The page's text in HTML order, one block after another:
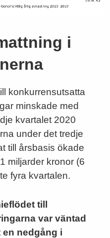
i
konkurrensutsatta
minskade med
kvartalet 2020
under det tredje
till årsbasis ökade
miljarder kronor (6
fyra kvartalen.
till
var väntad
en nedgång i